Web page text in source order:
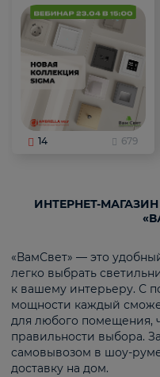
14 679
ИНТЕРНЕТ-
«ВамСвет» — это
легко выбрать
к вашему интерьеру. С
мощности каждый
для любого помещения,
правильности выбора.
самовывозом в шоу-
доставку на дом.